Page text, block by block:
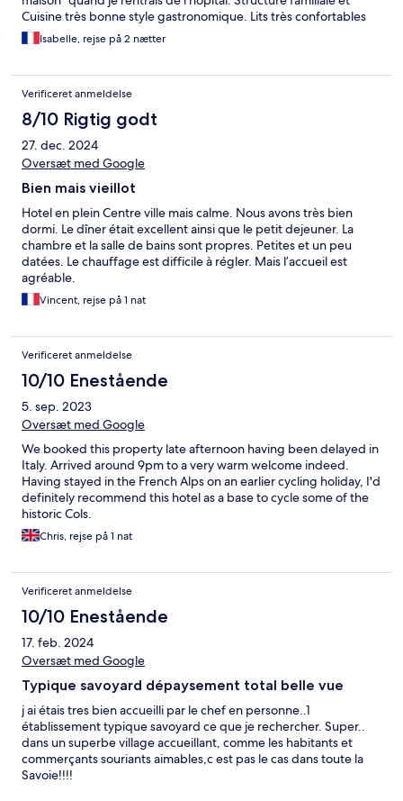
Cuisine très bonne style gastronomique. Lits très confortables
Isabelle, rejse på 2 nætter
Verificeret anmeldelse
8/10 Rigtig godt
27. dec. 2024
Oversæt med Google
Bien mais vieillot
Hotel en plein Centre ville mais calme. Nous avons très bien
dormi. Le dîner était excellent ainsi que le petit dejeuner. La
chambre et la salle de bains sont propres. Petites et un peu
datées. Le chauffage est difficile à régler. Mais l’accueil est
agréable.
Vincent, rejse på 1 nat
Verificeret anmeldelse
10/10 Enestående
5. sep. 2023
Oversæt med Google
We booked this property late afternoon having been delayed in
Italy. Arrived around 9pm to a very warm welcome indeed.
Having stayed in the French Alps on an earlier cycling holiday, I'd
definitely recommend this hotel as a base to cycle some of the
historic Cols.
Chris, rejse på 1 nat
Verificeret anmeldelse
10/10 Enestående
17. feb. 2024
Oversæt med Google
Typique savoyard dépaysement total belle vue
j ai étais tres bien accueilli par le chef en personne..1
établissement typique savoyard ce que je rechercher. Super..
dans un superbe village accueillant, comme les habitants et
commerçants souriants aimables,c est pas le cas dans toute la
Savoie!!!!